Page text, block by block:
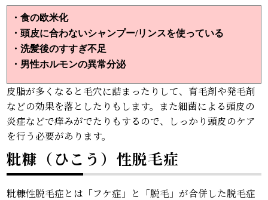
・食の欧米化
・ 頭皮に合わないシャンプー/リンスを使っている
・ 洗髪後のすすぎ不足
・ 男性ホルモンの異常分泌
皮脂が多くなると毛穴に詰まったりして、育毛剤や発毛剤
などの効果を落としたりもします。また細菌による頭皮の
炎症などで痒みがでたりもするので、しっかり頭皮のケア
を行う必要があります。
粃糠（ひこう）性脱毛症
粃糠性脱毛症とは「フケ症」と「脱毛」が合併した脱毛症